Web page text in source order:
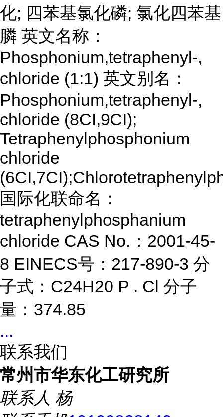
化; 四苯基氯化磷; 氯化四苯基
膦 英文名称：
Phosphonium,tetraphenyl-,
chloride (1:1) 英文别名：
Phosphonium,tetraphenyl-,
chloride (8CI,9CI);
Tetraphenylphosphonium
chloride
国际化联命名：
tetraphenylphosphanium
chloride CAS No.：2001-45-
8 EINECS号：217-890-3 分
子式：C24H20 P . Cl 分子
量：374.85
...
联系我们
常州市华东化工研究所
联系人 杨